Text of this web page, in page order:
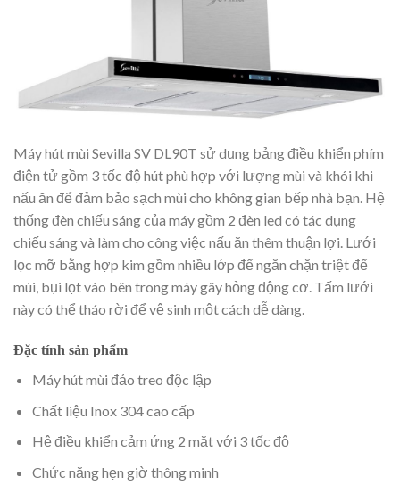
Máy hút mùi Sevilla SV DL90T sử dụng bảng điều khiển phím
điện tử gồm 3 tốc độ hút phù hợp với lượng mùi và khói khi
nấu ăn để đảm bảo sạch mùi cho không gian bếp nhà bạn. Hệ
thống đèn chiếu sáng của máy gồm 2 đèn led có tác dụng
chiếu sáng và làm cho công việc nấu ăn thêm thuận lợi. Lưới
lọc mỡ bằng hợp kim gồm nhiều lớp để ngăn chặn triệt để
mùi, bụi lọt vào bên trong máy gây hỏng động cơ. Tấm lưới
này có thể tháo rời để vệ sinh một cách dễ dàng.
Đặc tính sản phẩm
Máy hút mùi đảo treo độc lập
Chất liệu Inox 304 cao cấp
Hệ điều khiển cảm ứng 2 mặt với 3 tốc độ
Chức năng hẹn giờ thông minh